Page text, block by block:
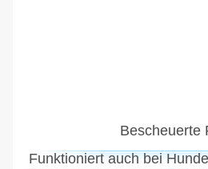
Bescheuerte
Funktioniert auch bei